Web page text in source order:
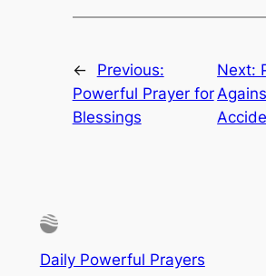
←
Previous:
Powerful Prayer for
Blessings
Next:
Daily Powerful Prayers